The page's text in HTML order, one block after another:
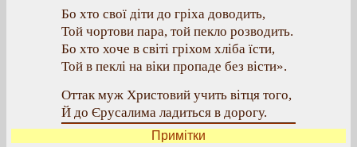
Бо хто свої діти до гріха доводить,
Той чортови пара, той пекло розводить.
Бо хто хоче в світі гріхом хліба їсти,
Той в пеклі на віки пропаде без вісти».
Оттак муж Христовий учить вітця того,
Й до Єрусалима ладиться в дорогу.
Примітки